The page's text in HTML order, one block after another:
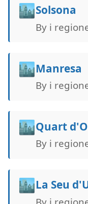
🏙️Solsona
By i
🏙️Manresa
By i
🏙️Quart
By i
🏙️La Seu